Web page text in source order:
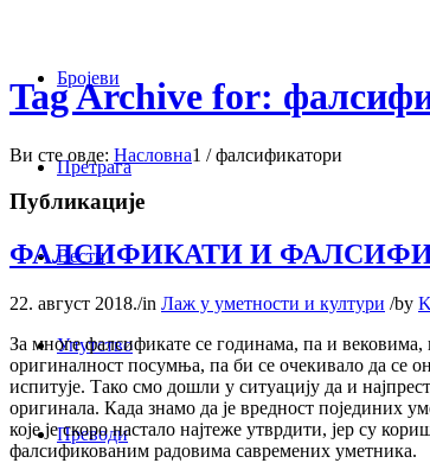
Бројеви
Претрага
Вести
Упутство
Преводи
Tag Archive for:
Ви сте овде: Насловна1 / фалсификатори
Публикације
ФАЛСИФИКАТИ И
22. август 2018./in Лаж у уметности и култури /by
За многе фалсификате се годинама, па и вековима,
оригиналност посумња, па би се очекивало да се
испитује. Тако смо дошли у ситуацију да и
оригинала. Када знамо да je вредност појединих
које је скоро настало најтеже утврдити, јер су
фалсификованим радовима савремених уметника.